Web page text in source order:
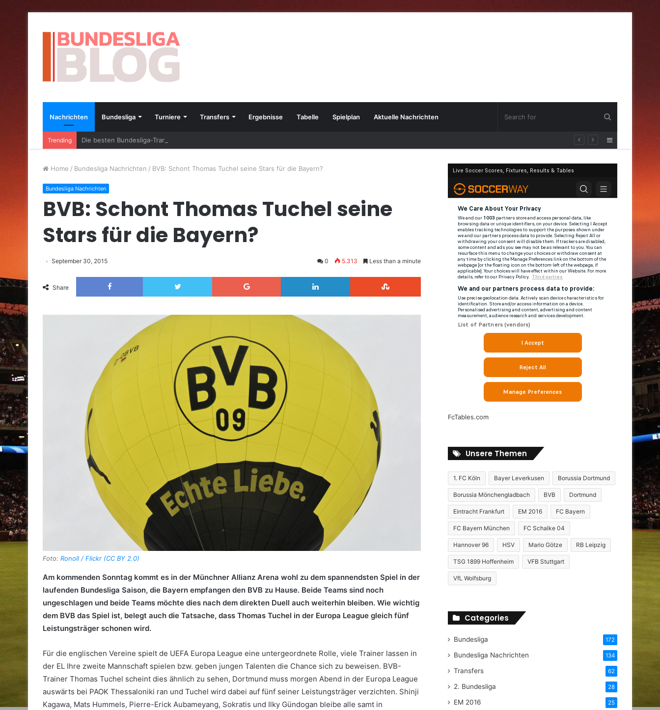
Nachrichten Bundesliga Turniere Transfers Ergebnisse Tabelle Spielplan Aktuelle Nachrichten
Trending Die besten Bundesliga-Transfers im Jahr 2023 Sidebar
Home / Bundesliga Nachrichten / BVB: Schont Thomas Tuchel seine Stars für die Bayern?
Bundesliga Nachrichten
BVB: Schont Thomas Tuchel seine
Stars für die Bayern?
September 30, 2015 0 5.313 Less than a minute
Share
Facebook Twitter Google+ LinkedIn
Foto: Ronoll / Flickr (CC BY 2.0)
Am kommenden Sonntag kommt es in der Münchner Allianz Arena wohl zu dem spannendsten Spiel in der
laufenden Bundesliga Saison, die Bayern empfangen den BVB zu Hause. Beide Teams sind noch
ungeschlagen und beide Teams möchte dies nach dem direkten Duell auch weiterhin bleiben. Wie wichtig
dem BVB das Spiel ist, belegt auch die Tatsache, dass Thomas Tuchel in der Europa League gleich fünf
Leistungsträger schonen wird.
Für die englischen Vereine spielt de UEFA Europa League eine untergeordnete Rolle, viele Trainer lassen in
der EL Ihre zweite Mannschaft spielen bzw. geben jungen Talenten die Chance sich zu beweisen. BVB-
Trainer Thomas Tuchel scheint dies ähnlich zu sehen, Dortmund muss morgen Abend in der Europa League
auswärts bei PAOK Thessaloniki ran und Tuchel wird dabei auf fünf seiner Leistungsträger verzichten. Shinji
Kagawa, Mats Hummels, Pierre-Erick Aubameyang, Sokratis und Ilky Gündogan bleibe alle samt in
FcTables.com
Unsere Themen
1. FC Köln Bayer Leverkusen Borussia Dortmund
Borussia Mönchengladbach BVB Dortmund
Eintracht Frankfurt EM 2016 FC Bayern
FC Bayern München FC Schalke 04
Hannover 96 HSV Mario Götze RB Leipzig
TSG 1899 Hoffenheim VFB Stuttgart
VfL Wolfsburg
Categories
Bundesliga 172
Bundesliga Nachrichten 134
Transfers 62
2. Bundesliga 28
EM 2016 25